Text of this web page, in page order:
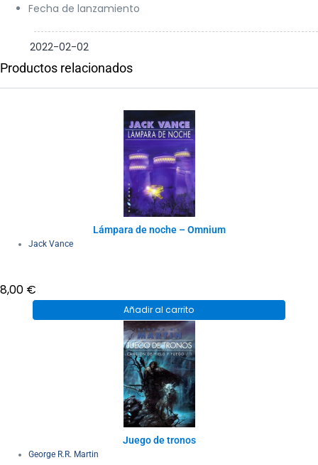
Fecha de lanzamiento
2022-02-02
Productos relacionados
Lámpara de noche – Omnium
Jack Vance
8,00 €
Añadir al carrito
Juego de tronos
George R.R. Martin